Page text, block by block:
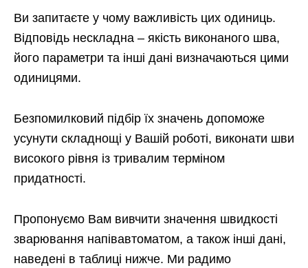
Ви запитаєте у чому важливість цих одиниць.
Відповідь нескладна – якість виконаного шва,
його параметри та інші дані визначаються цими
одиницями.
Безпомилковий підбір їх значень допоможе
усунути складнощі у Вашій роботі, виконати шви
високого рівня із тривалим терміном
придатності.
Пропонуємо Вам вивчити значення швидкості
зварювання напівавтоматом, а також інші дані,
наведені в таблиці нижче. Ми радимо